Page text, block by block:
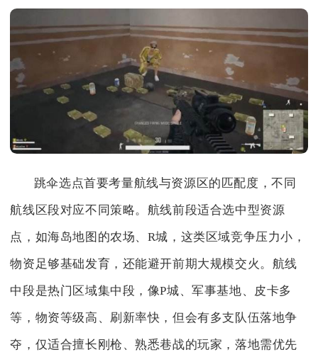
跳伞选点首要考量航线与资源区的匹配度，不同
航线区段对应不同策略。航线前段适合选中型资源
点，如海岛地图的农场、R城，这类区域竞争压力小，
物资足够基础发育，还能避开前期大规模交火。航线
中段是热门区域集中段，像P城、军事基地、皮卡多
等，物资等级高、刷新率快，但会有多支队伍落地争
夺，仅适合擅长刚枪、熟悉巷战的玩家，落地需优先